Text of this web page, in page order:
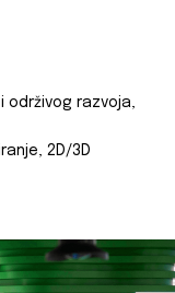
održivog razvoja,
2D/3D